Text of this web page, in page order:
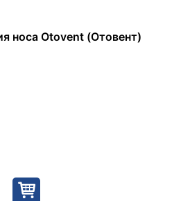
носа Otovent (Отовент)